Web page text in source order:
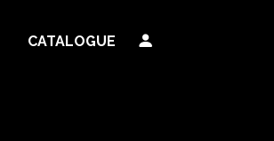
CATALOGUE